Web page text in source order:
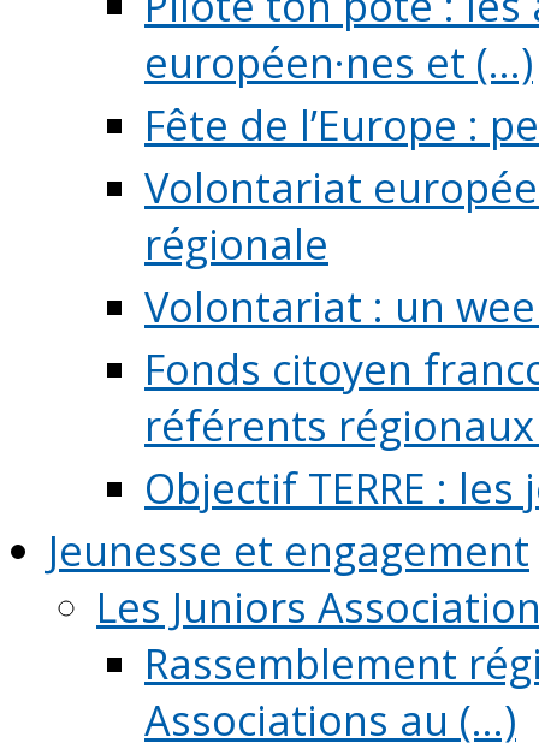
européen·nes et (...)
Fête de l’Europe :
Volontariat
régionale
Volontariat : un
Fonds citoyen
référents régionaux
Objectif TERRE :
Jeunesse et engagement
Les Juniors
Rassemblement
Associations au (...)